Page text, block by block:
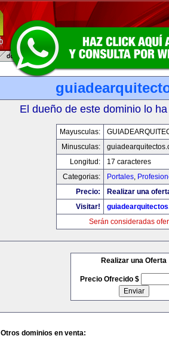
El dueño de este dominio lo
Mayusculas:
Minusculas:
Longitud:
17 caracteres
Categorias:
Portales,
Precio:
Realizar una
Visitar!
Serán consideradas
Realizar una Oferta
Precio Ofrecido $
Otros dominios en venta: